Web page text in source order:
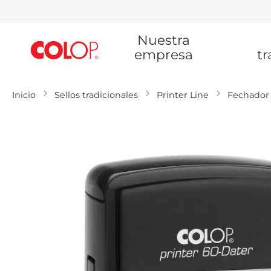
contenido
Nuestra
empresa
Inicio Sellos tradicionales Printer Line Fechador